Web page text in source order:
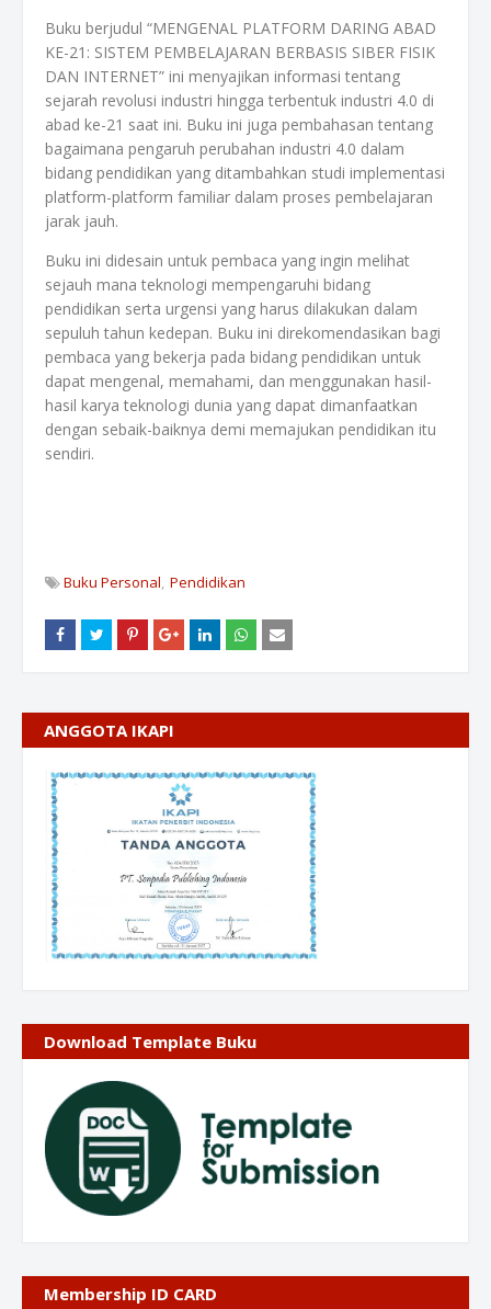
Buku berjudul “MENGENAL PLATFORM DARING ABAD
KE-21: SISTEM PEMBELAJARAN BERBASIS SIBER FISIK
DAN INTERNET” ini menyajikan informasi tentang
sejarah revolusi industri hingga terbentuk industri 4.0 di
abad ke-21 saat ini. Buku ini juga pembahasan tentang
bagaimana pengaruh perubahan industri 4.0 dalam
bidang pendidikan yang ditambahkan studi implementasi
platform-platform familiar dalam proses pembelajaran
jarak jauh.
Buku ini didesain untuk pembaca yang ingin melihat
sejauh mana teknologi mempengaruhi bidang
pendidikan serta urgensi yang harus dilakukan dalam
sepuluh tahun kedepan. Buku ini direkomendasikan bagi
pembaca yang bekerja pada bidang pendidikan untuk
dapat mengenal, memahami, dan menggunakan hasil-
hasil karya teknologi dunia yang dapat dimanfaatkan
dengan sebaik-baiknya demi memajukan pendidikan itu
sendiri.
Buku Personal Pendidikan
ANGGOTA IKAPI
Download Template Buku
Membership ID CARD